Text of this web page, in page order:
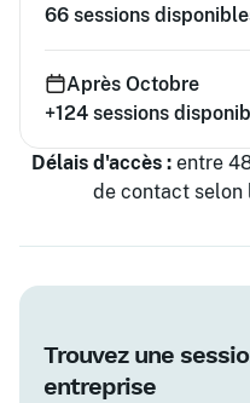
66 sessions
Après Octobre
+124 sessions
Délais d'accès :entre
de contact selon
Trouvez une
entreprise